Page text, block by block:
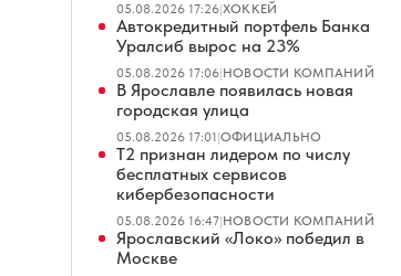
05.08.2026 17:26|ХОККЕЙ
Автокредитный портфель Банка
Уралсиб вырос на 23%
05.08.2026 17:06|НОВОСТИ КОМПАНИЙ
В Ярославле появилась новая
городская улица
05.08.2026 17:01|ОФИЦИАЛЬНО
Т2 признан лидером по числу
бесплатных сервисов
кибербезопасности
05.08.2026 16:47|НОВОСТИ КОМПАНИЙ
Ярославский «Локо» победил в
Москве